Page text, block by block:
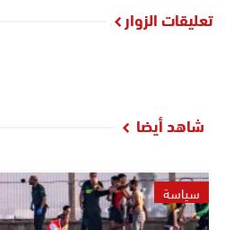
تعليقات الزوار
شاهد أيضا
سياسة